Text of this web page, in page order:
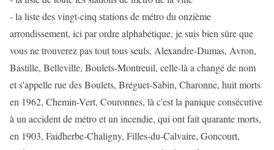
- la liste des vingt-cinq stations de métro du onzième
arrondissement, ici par ordre alphabétique, je suis bien sûre que
vous ne trouverez pas tout tous seuls, Alexandre-Dumas, Avron,
Bastille, Belleville, Boulets-Montreuil, celle-là a changé de nom
et s'appelle rue des Boulets, Bréguet-Sabin, Charonne, huit morts
en 1962, Chemin-Vert, Couronnes, là c'est la panique consécutive
à un accident de métro et un incendie, qui ont fait quarante morts,
en 1903, Faidherbe-Chaligny, Filles-du-Calvaire, Goncourt,